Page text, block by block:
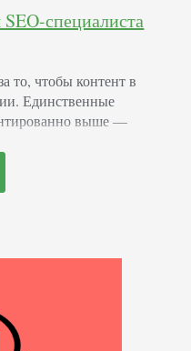
специалиста
то, чтобы контент в
Единственные
выше —
достижения одной
сильнее, чем вы